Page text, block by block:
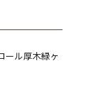
ール厚木緑ヶ